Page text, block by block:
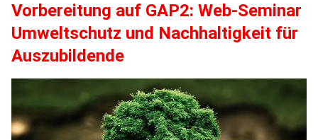
Vorbereitung auf GAP2: Web-Seminar
Umweltschutz und Nachhaltigkeit für
Auszubildende